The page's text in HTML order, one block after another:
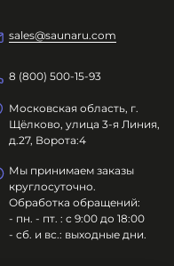
sales@saunaru.com
8 (800) 500-15-93
Московская область, г.
Щёлково, улица 3-я Линия,
д.27, Ворота:4
Мы принимаем заказы
круглосуточно.
Обработка обращений:
- пн. - пт. : с 9:00 до 18:00
- сб. и вс.: выходные дни.